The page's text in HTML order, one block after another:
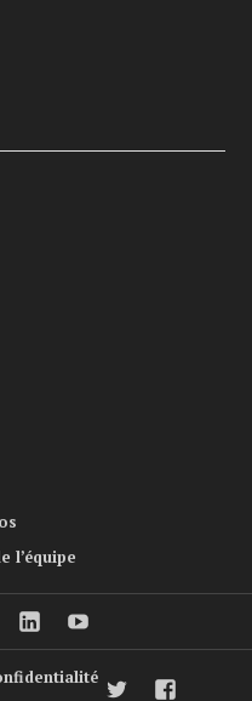
l’équipe
InstagramLinkedIn
twitter